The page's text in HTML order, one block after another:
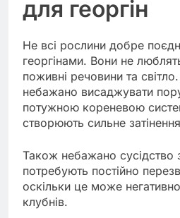
для георгін
Не всі рослини добре
георгінами. Вони не
поживні речовини та
небажано висаджувати
потужною кореневою
створюють сильне
Також небажано сусідство
потребують постійно
оскільки це може
клубнів.